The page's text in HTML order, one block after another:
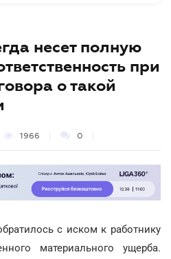
несет полную
при
о такой
1966 0
с иском к работнику
материального ущерба.